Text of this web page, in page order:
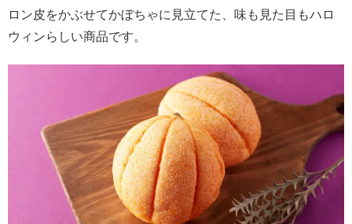
ロン皮をかぶせてかぼちゃに見立てた、味も見た目もハロ
ウィンらしい商品です。